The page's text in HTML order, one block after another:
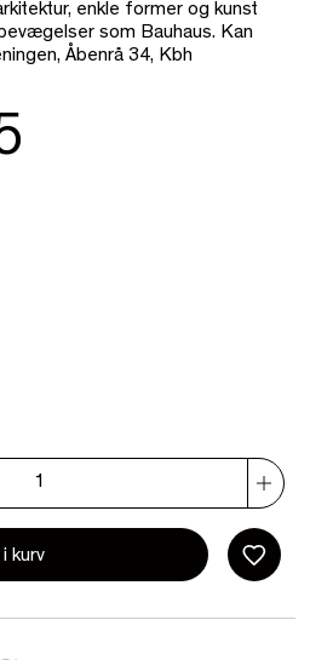
enkle former og kunst
som Bauhaus. Kan
Åbenrå 34, Kbh
kurv